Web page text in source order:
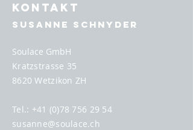
KONTAKT
Susanne Schnyder
Soulace GmbH
Kratzstrasse 35
8620 Wetzikon ZH
Tel.: +41 (0)78 756 29 54
susanne@soulace.ch